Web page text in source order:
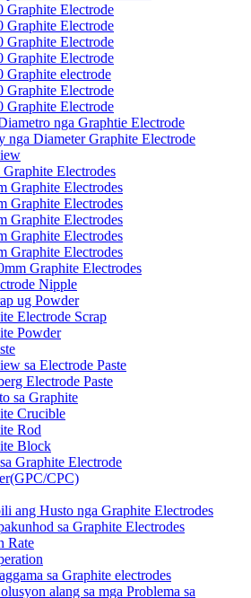
Graphite Electrode
Graphite Electrode
Graphite Electrode
Graphite Electrode
Graphite electrode
Graphite Electrode
Graphite Electrode
nga Graphtie Electrode
nga Diameter Graphite Electrode
Graphite Electrodes
Graphite Electrodes
Graphite Electrodes
Graphite Electrodes
Graphite Electrodes
Graphite Electrodes
Graphite Electrodes
Nipple
ug Powder
Electrode Scrap
Powder
sa Electrode Paste
Electrode Paste
sa Graphite
Crucible
Rod
Block
Graphite Electrode
CPC)
ang Husto nga Graphite Electrodes
sa Graphite Electrodes
Rate
sa Graphite electrodes
alang sa mga Problema sa